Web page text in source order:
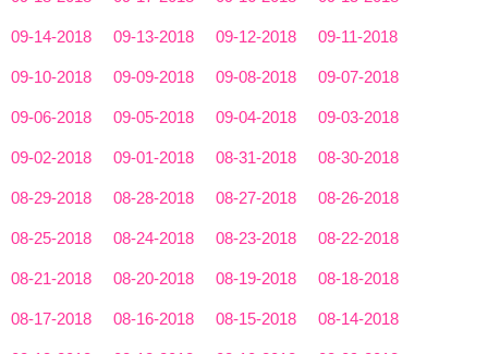
09-14-2018 09-13-2018 09-12-2018 09-11-2018
09-10-2018 09-09-2018 09-08-2018 09-07-2018
09-06-2018 09-05-2018 09-04-2018 09-03-2018
09-02-2018 09-01-2018 08-31-2018 08-30-2018
08-29-2018 08-28-2018 08-27-2018 08-26-2018
08-25-2018 08-24-2018 08-23-2018 08-22-2018
08-21-2018 08-20-2018 08-19-2018 08-18-2018
08-17-2018 08-16-2018 08-15-2018 08-14-2018